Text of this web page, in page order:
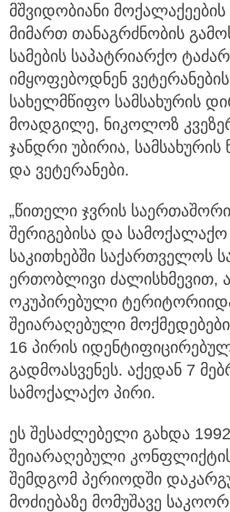
მშვიდობიანი
მიმართ თანაგრძნობის
სამების საპატრიარქო
იმყოფებოდნენ
სახელმწიფო სამსახურის
მოადგილე, ნიკოლოზ
ჯანდრი უბირია,
და ვეტერანები.
„წითელი ჯვრის
შერიგებისა და
საკითხებში საქართველოს
ერთობლივი ძალისხმევით,
ოკუპირებული
შეიარაღებული
16 პირის
გადმოასვენეს. აქედან 7
სამოქალაქო პირი.
ეს შესაძლებელი გახდა
შეიარაღებული
შემდგომ პერიოდში
მოძიებაზე მომუშავე